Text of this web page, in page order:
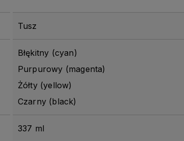
Tusz
Błękitny (cyan)
Purpurowy (magenta)
Żółty (yellow)
Czarny (black)
337 ml